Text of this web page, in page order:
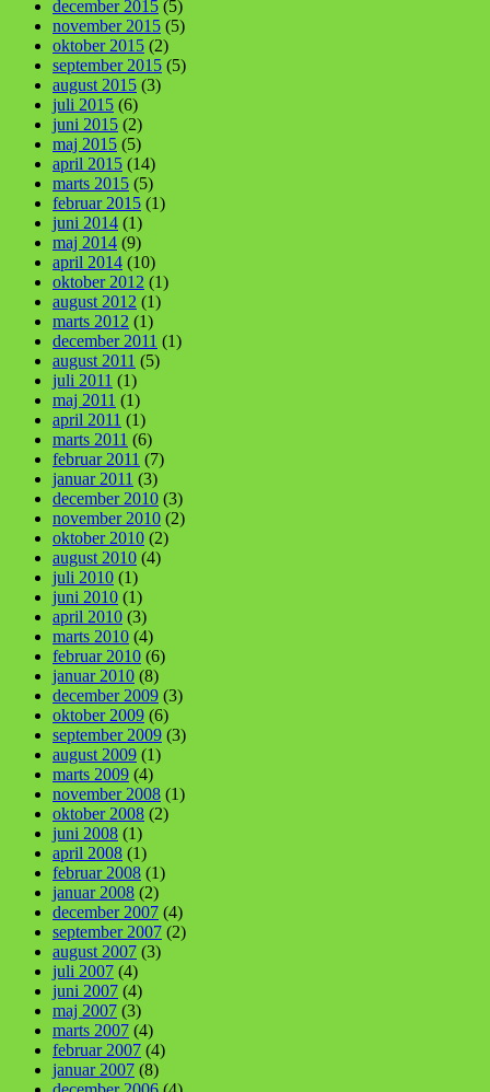
december 2015 (5)
november 2015 (5)
oktober 2015 (2)
september 2015 (5)
august 2015 (3)
juli 2015 (6)
juni 2015 (2)
maj 2015 (5)
april 2015 (14)
marts 2015 (5)
februar 2015 (1)
juni 2014 (1)
maj 2014 (9)
april 2014 (10)
oktober 2012 (1)
august 2012 (1)
marts 2012 (1)
december 2011 (1)
august 2011 (5)
juli 2011 (1)
maj 2011 (1)
april 2011 (1)
marts 2011 (6)
februar 2011 (7)
januar 2011 (3)
december 2010 (3)
november 2010 (2)
oktober 2010 (2)
august 2010 (4)
juli 2010 (1)
juni 2010 (1)
april 2010 (3)
marts 2010 (4)
februar 2010 (6)
januar 2010 (8)
december 2009 (3)
oktober 2009 (6)
september 2009 (3)
august 2009 (1)
marts 2009 (4)
november 2008 (1)
oktober 2008 (2)
juni 2008 (1)
april 2008 (1)
februar 2008 (1)
januar 2008 (2)
december 2007 (4)
september 2007 (2)
august 2007 (3)
juli 2007 (4)
juni 2007 (4)
maj 2007 (3)
marts 2007 (4)
februar 2007 (4)
januar 2007 (8)